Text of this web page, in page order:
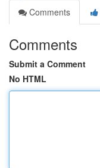
Comments
Comments
Submit a Comment
No HTML